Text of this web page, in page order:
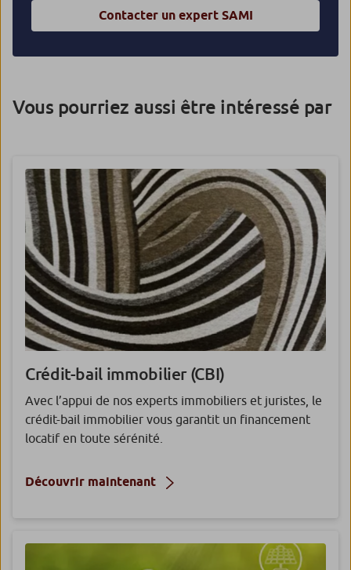
Contacter un expert SAMI
Vous pourriez aussi être intéressé par
Crédit-bail immobilier (CBI)
Avec l’appui de nos experts immobiliers et juristes, le
crédit-bail immobilier vous garantit un financement
locatif en toute sérénité.
Découvrir maintenant